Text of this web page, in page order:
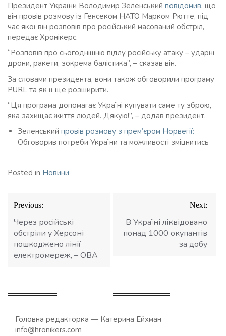
Президент України Володимир Зеленський повідомив, що
він провів розмову із Генсеком НАТО Марком Рютте, під
час якої він розповів про російський масований обстріл,
передає Хронікерс.
“Розповів про сьогоднішню підлу російську атаку – ударні
дрони, ракети, зокрема балістика”, – сказав він.
За словами президента, вони також обговорили програму
PURL та як її ще розширити.
“Ця програма допомагає Україні купувати саме ту зброю,
яка захищає життя людей. Дякую!”, – додав президент.
Зеленський провів розмову з прем’єром Норвегії:
Обговорив потреби України та можливості зміцнитись
Posted in Новини
Навігація
записів
Previous:
Через російські
обстріли у Херсоні
пошкоджено лінії
електромереж, – ОВА
Next:
В Україні ліквідовано
понад 1000 окупантів
за добу
Головна редакторка — Катерина Ейхман
info@hronikers.com